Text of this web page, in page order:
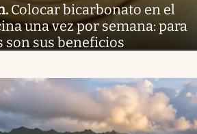
. Colocar bicarbonato en el
una vez por semana: para
son sus beneficios